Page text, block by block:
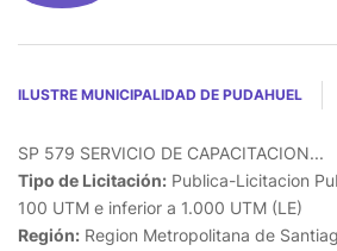
ILUSTRE MUNICIPALIDAD DE PUDAHUEL
SP 579 SERVICIO DE CAPACITACION...
Tipo de Licitación: Publica-Licitacion
100 UTM e inferior a 1.000 UTM (LE)
Región: Region Metropolitana de